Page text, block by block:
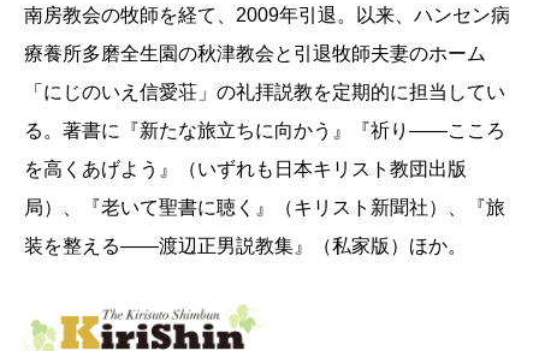
南房教会の牧師を経て、2009年引退。以来、ハンセン病
療養所多磨全生園の秋津教会と引退牧師夫妻のホーム
「にじのいえ信愛荘」の礼拝説教を定期的に担当してい
る。著書に『新たな旅立ちに向かう』『祈り――こころ
を高くあげよう』（いずれも日本キリスト教団出版
局）、『老いて聖書に聴く』（キリスト新聞社）、『旅
装を整える――渡辺正男説教集』（私家版）ほか。